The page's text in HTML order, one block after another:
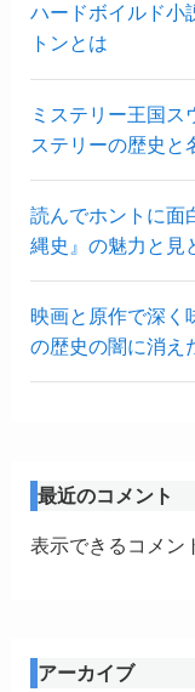
ハードボイルド
トンとは
ミステリー王国
ステリーの歴史と
読んでホントに面
縄史』の魅力と見
映画と原作で深く
の歴史の闇に消え
最近のコメント
表示できるコメン
アーカイブ